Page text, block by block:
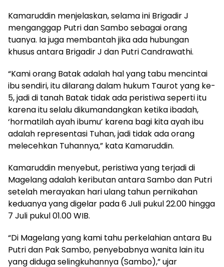
Kamaruddin menjelaskan, selama ini Brigadir J
menganggap Putri dan Sambo sebagai orang
tuanya. Ia juga membantah jika ada hubungan
khusus antara Brigadir J dan Putri Candrawathi.
“Kami orang Batak adalah hal yang tabu mencintai
ibu sendiri, itu dilarang dalam hukum Taurot yang ke-
5, jadi di tanah Batak tidak ada peristiwa seperti itu
karena itu selalu dikumandangkan ketika ibadah,
‘hormatilah ayah ibumu’ karena bagi kita ayah ibu
adalah representasi Tuhan, jadi tidak ada orang
melecehkan Tuhannya,” kata Kamaruddin.
Kamaruddin menyebut, peristiwa yang terjadi di
Magelang adalah keributan antara Sambo dan Putri
setelah merayakan hari ulang tahun pernikahan
keduanya yang digelar pada 6 Juli pukul 22.00 hingga
7 Juli pukul 01.00 WIB.
“Di Magelang yang kami tahu perkelahian antara Bu
Putri dan Pak Sambo, penyebabnya wanita lain itu
yang diduga selingkuhannya (Sambo),” ujar